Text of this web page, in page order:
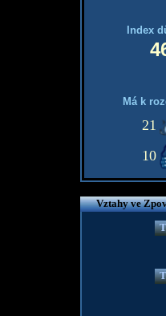
Index
Má k
21
10
Vztahy ve